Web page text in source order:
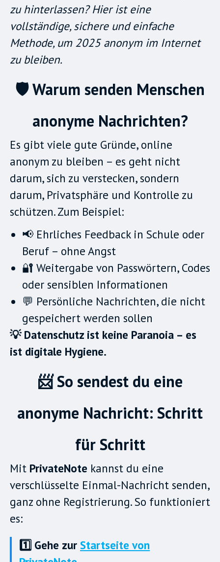
zu hinterlassen? Hier ist eine
vollständige, sichere und einfache
Methode, um 2025 anonym im Internet
zu bleiben.
🛡️ Warum senden Menschen
anonyme Nachrichten?
Es gibt viele gute Gründe, online
anonym zu bleiben – es geht nicht
darum, sich zu verstecken, sondern
darum, Privatsphäre und Kontrolle zu
schützen. Zum Beispiel:
📢 Ehrliches Feedback in Schule oder
Beruf – ohne Angst
🔐 Weitergabe von Passwörtern, Codes
oder sensiblen Informationen
💬 Persönliche Nachrichten, die nicht
gespeichert werden sollen
💡 Datenschutz ist keine Paranoia – es
ist digitale Hygiene.
📨 So sendest du eine
anonyme Nachricht: Schritt
für Schritt
Mit PrivateNote kannst du eine
verschlüsselte Einmal-Nachricht senden,
ganz ohne Registrierung. So funktioniert
es:
1️⃣ Gehe zur Startseite von